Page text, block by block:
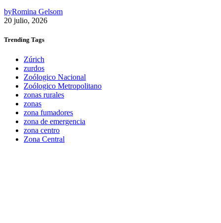
byRomina Gelsom
20 julio, 2026
Trending Tags
Zúrich
zurdos
Zoólogico Nacional
Zoólogico Metropolitano
zonas rurales
zonas
zona fumadores
zona de emergencia
zona centro
Zona Central